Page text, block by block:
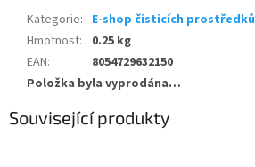
Kategorie: E-shop čisticích prostředků
Hmotnost:
0.25 kg
EAN:
8054729632150
Položka byla vyprodána…
Související produkty